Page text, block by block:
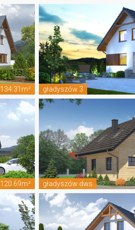
134.31m² gładyszów 3
120.69m² gładyszów dws